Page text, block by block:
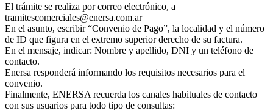
El trámite se realiza por correo electrónico, a
tramitescomerciales@enersa.com.ar
En el asunto, escribir “Convenio de Pago”, la localidad y el número
de ID que figura en el extremo superior derecho de su factura.
En el mensaje, indicar: Nombre y apellido, DNI y un teléfono de
contacto.
Enersa responderá informando los requisitos necesarios para el
convenio.
Finalmente, ENERSA recuerda los canales habituales de contacto
con sus usuarios para todo tipo de consultas: